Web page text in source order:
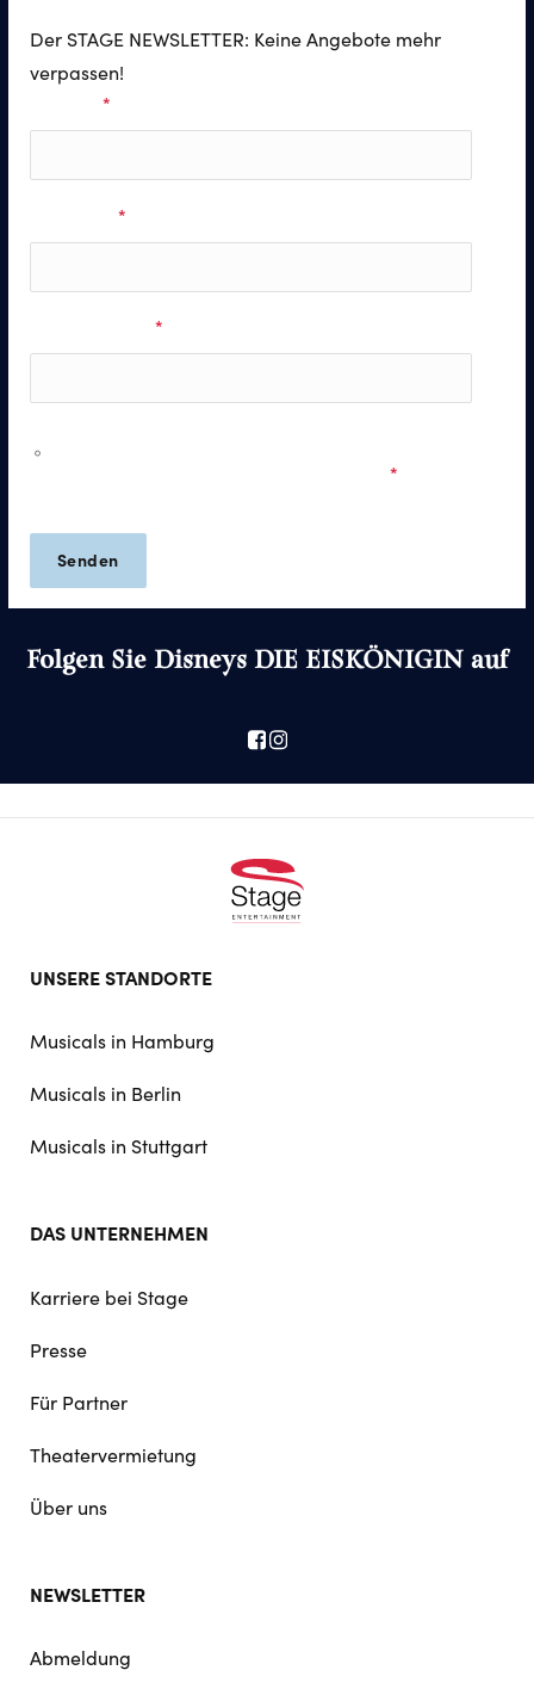
Der STAGE NEWSLETTER: Keine Angebote mehr
verpassen!
*
*
*
*
Folgen Sie Disneys DIE EISKÖNIGIN auf
doormat
UNSERE STANDORTE
Musicals in Hamburg
Musicals in Berlin
Musicals in Stuttgart
DAS UNTERNEHMEN
Karriere bei Stage
Presse
Für Partner
Theatervermietung
Über uns
NEWSLETTER
Abmeldung